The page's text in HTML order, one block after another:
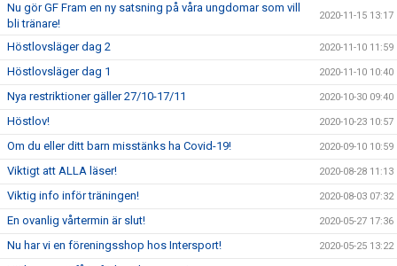
Nu gör GF Fram en ny satsning på våra ungdomar som vill
bli tränare!
2020-11-15 13:17
Höstlovsläger dag 2 2020-11-10 11:59
Höstlovsläger dag 1 2020-11-10 10:40
Nya restriktioner gäller 27/10-17/11 2020-10-30 09:40
Höstlov! 2020-10-23 10:57
Om du eller ditt barn misstänks ha Covid-19! 2020-09-10 10:59
Viktigt att ALLA läser! 2020-08-28 11:13
Viktig info inför träningen! 2020-08-03 07:32
En ovanlig vårtermin är slut! 2020-05-27 17:36
Nu har vi en föreningsshop hos Intersport! 2020-05-25 13:22